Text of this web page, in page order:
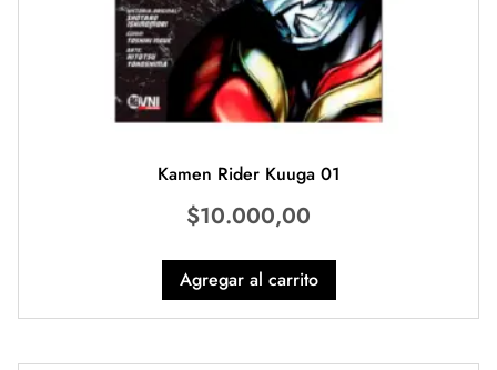
Kamen Rider Kuuga 01
$10.000,00
Agregar al carrito